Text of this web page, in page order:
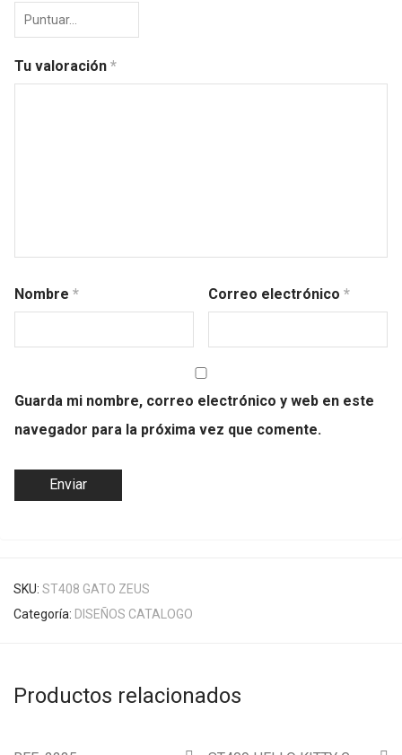
Tu valoración *
Nombre * Correo electrónico*
Guarda mi nombre, correo electrónico y web en este
navegador para la próxima vez que comente.
SKU: ST408 GATO ZEUS
Categoría: DISEÑOS CATALOGO
Productos relacionados